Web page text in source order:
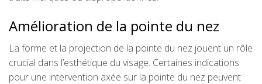
Amélioration de la pointe du nez
La forme et la projection de la pointe du nez jouent un rôle
crucial dans l’esthétique du visage. Certaines indications
pour une intervention axée sur la pointe du nez peuvent